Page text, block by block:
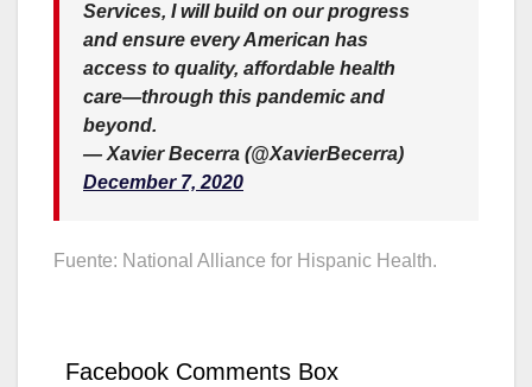
Services, I will build on our progress
and ensure every American has
access to quality, affordable health
care—through this pandemic and
beyond.
— Xavier Becerra (@XavierBecerra)
December 7, 2020
Fuente: National Alliance for Hispanic Health.
Facebook Comments Box